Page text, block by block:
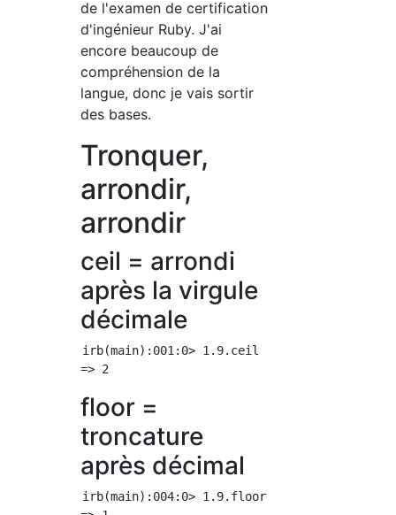
de l'examen de certification
d'ingénieur Ruby. J'ai
encore beaucoup de
compréhension de la
langue, donc je vais sortir
des bases.
Tronquer,
arrondir,
arrondir
ceil = arrondi
après la virgule
décimale
irb(main):001:0> 1.9.ceil
floor =
troncature
après décimal
irb(main):004:0> 1.9.floor